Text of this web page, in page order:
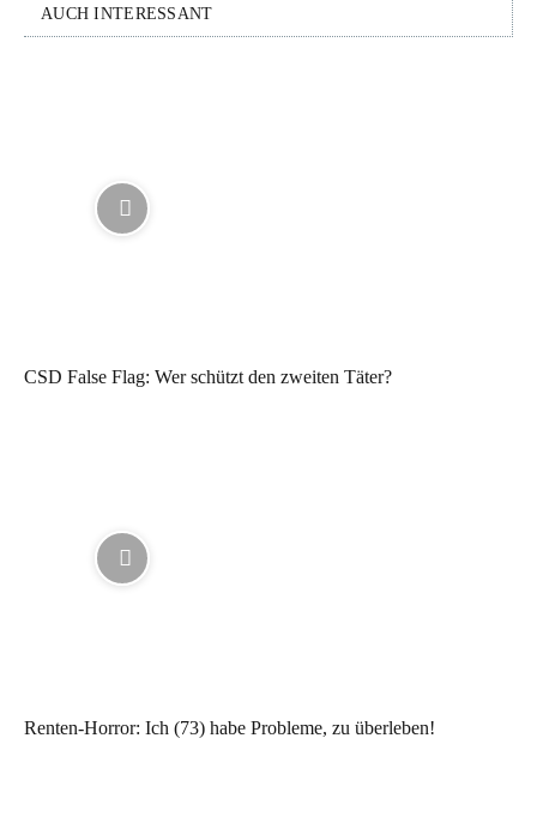
AUCH INTERESSANT
CSD False Flag: Wer schützt den zweiten Täter?
Renten-Horror: Ich (73) habe Probleme, zu überleben!